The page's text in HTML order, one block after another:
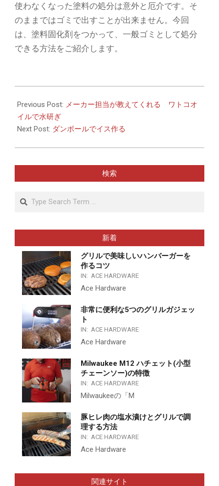
使わなくなった塗料の処分は意外と厄介です。そ
のままではゴミで出すことが出来ません。今回
は、塗料固化剤をつかって、一般ゴミとして処分
できる方法をご紹介します。
11-
17
Previous Post: メーカー担当が教えてくれる ワトコオ
イルで水研ぎ
Next Post: ダンボールでイス作る
検索
Search
新着
グリルで美味しいハンバーガーを
作るコツ
IN: ACE HARDWARE
Ace Hardware
非常に便利な5つのグリルガジェッ
ト
IN: ACE HARDWARE
Ace Hardware
Milwaukee M12 ハチェット(小型
チェーンソー)の特徴
IN: ACE HARDWARE
Milwaukeeの「M
豚ヒレ肉の塩水漬けとグリルで調
理する方法
IN: ACE HARDWARE
Ace Hardware
関連サイト